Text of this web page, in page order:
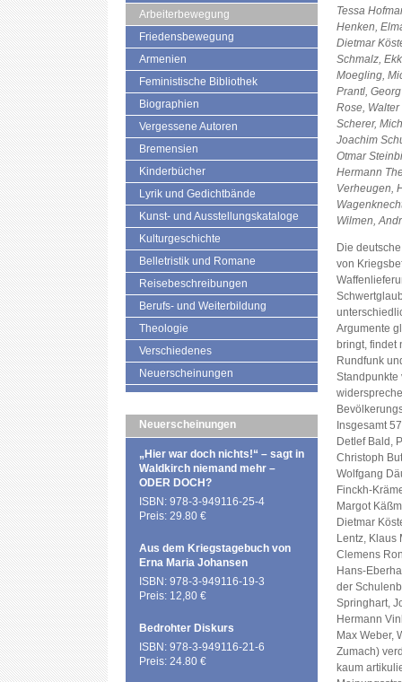
Arbeiterbewegung
Friedensbewegung
Armenien
Feministische Bibliothek
Biographien
Vergessene Autoren
Bremensien
Kinderbücher
Lyrik und Gedichtbände
Kunst- und Ausstellungskataloge
Kulturgeschichte
Belletristik und Romane
Reisebeschreibungen
Berufs- und Weiterbildung
Theologie
Verschiedenes
Neuerscheinungen
Neuerscheinungen
„Hier war doch nichts!“ – sagt in
Waldkirch niemand mehr –
ODER DOCH?
ISBN: 978-3-949116-25-4
Preis: 29.80 €
Aus dem Kriegstagebuch von
Erna Maria Johansen
ISBN: 978-3-949116-19-3
Preis: 12,80 €
Bedrohter Diskurs
ISBN: 978-3-949116-21-6
Preis: 24.80 €
Tessa
Henken,
Dietmar
Schmalz,
Moegling,
Prantl,
Rose,
Scherer,
Joachim
Otmar
Hermann
Verheugen,
Wilmen,
Die
von
Argumente
bringt, findet
Rundfunk
Standpunkte
Insgesamt
Detlef Bald,
Christoph
Wolfgang
Finckh-
Margot
Dietmar
Lentz, Klaus
Clemens
Hans-
der
Springhart,
Hermann
Max Weber,
Zumach)
kaum